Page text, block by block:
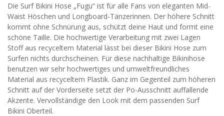
Die Surf Bikini Hose „Fugu“ ist für alle Fans von eleganten Mid-
Waist Höschen und Longboard-Tänzerinnen. Der höhere Schnitt
kommt ohne Schnürung aus, schützt deine Haut und formt eine
schöne Taille. Die hochwertige Verarbeitung mit zwei Lagen
Stoff aus recyceltem Material lässt bei dieser Bikini Hose zum
Surfen nichts durchscheinen. Für diese nachhaltige Bikinihose
benutzen wir sehr hochwertiges und umweltfreundliches
Material aus recyceltem Plastik. Ganz im Gegenteil zum höheren
Schnitt auf der Vorderseite setzt der Po-Ausschnitt auffallende
Akzente. Vervollständige den Look mit dem passenden Surf
Bikini Oberteil.